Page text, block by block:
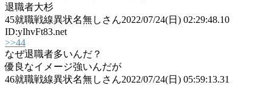
退職者大杉
45就職戦線異状名無しさん2022/07/24(日) 02:29:48.10
ID:yIhvFt83.net
>>44
なぜ退職者多いんだ？
優良なイメージ強いんだが
46就職戦線異状名無しさん2022/07/24(日) 05:59:13.31